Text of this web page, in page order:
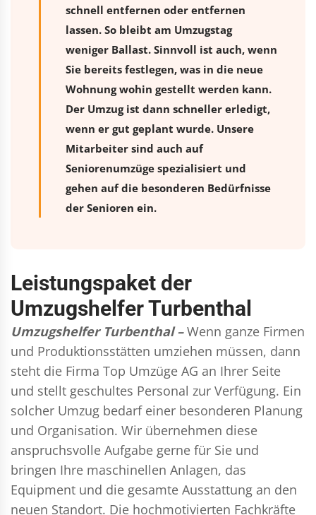
schnell entfernen oder entfernen
lassen. So bleibt am Umzugstag
weniger Ballast. Sinnvoll ist auch, wenn
Sie bereits festlegen, was in die neue
Wohnung wohin gestellt werden kann.
Der Umzug ist dann schneller erledigt,
wenn er gut geplant wurde. Unsere
Mitarbeiter sind auch auf
Seniorenumzüge spezialisiert und
gehen auf die besonderen Bedürfnisse
der Senioren ein.
Leistungspaket der
Umzugshelfer Turbenthal
Umzugshelfer Turbenthal – Wenn ganze Firmen
und Produktionsstätten umziehen müssen, dann
steht die Firma Top Umzüge AG an Ihrer Seite
und stellt geschultes Personal zur Verfügung. Ein
solcher Umzug bedarf einer besonderen Planung
und Organisation. Wir übernehmen diese
anspruchsvolle Aufgabe gerne für Sie und
bringen Ihre maschinellen Anlagen, das
Equipment und die gesamte Ausstattung an den
neuen Standort. Die hochmotivierten Fachkräfte